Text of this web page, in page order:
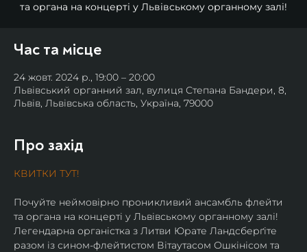
та органа на концерті у Львівському органному залі!
Час та місце
24 жовт. 2024 р., 19:00 – 20:00
Львівський органний зал, вулиця Степана Бандери, 8,
Львів, Львівська область, Україна, 79000
Про захід
КВИТКИ ТУТ!
Почуйте неймовірно проникливий ансамбль флейти
та органа на концерті у Львівському органному залі!
Легендарна органістка з Литви Юрате Ландсберґіте
разом із сином-флейтистом Вітаутасом Ошкінісом та